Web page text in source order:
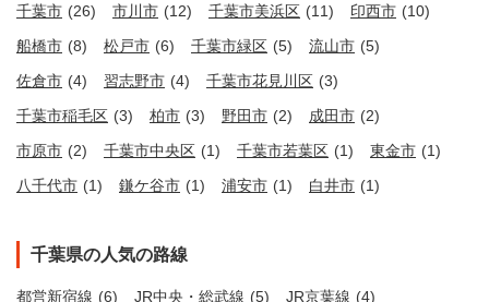
千葉市 (26) 市川市 (12) 千葉市美浜区 (11) 印西市 (10)
船橋市 (8) 松戸市 (6) 千葉市緑区 (5) 流山市 (5)
佐倉市 (4) 習志野市 (4) 千葉市花見川区 (3)
千葉市稲毛区 (3) 柏市 (3) 野田市 (2) 成田市 (2)
市原市 (2) 千葉市中央区 (1) 千葉市若葉区 (1) 東金市 (1)
八千代市 (1) 鎌ケ谷市 (1) 浦安市 (1) 白井市 (1)
千葉県の人気の路線
都営新宿線 (6) JR中央・総武線 (5) JR京葉線 (4)